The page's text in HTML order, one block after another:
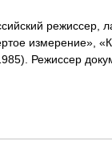
режиссер,
измерение»,
Режиссер